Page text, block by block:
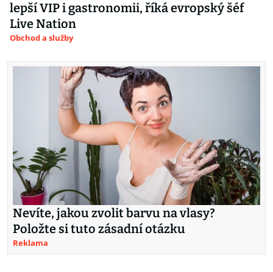
lepší VIP i gastronomii, říká evropský šéf
Live Nation
Obchod a služby
Nevíte, jakou zvolit barvu na vlasy?
Položte si tuto zásadní otázku
Reklama